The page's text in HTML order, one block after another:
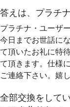
答えは、プラチ
プラチナ・ユーザ
今日までお世話に
て頂いたお礼に特
て頂きます。仕様
ご連絡下さい。嬉
全部交換をして